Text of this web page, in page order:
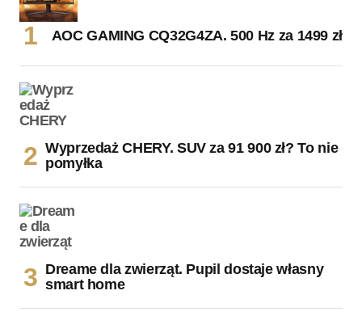
AOC GAMING CQ32G4ZA. 500 Hz za 1499 zł
Wyprzedaż CHERY. SUV za 91 900 zł? To nie
pomyłka
Dreame dla zwierząt. Pupil dostaje własny
smart home